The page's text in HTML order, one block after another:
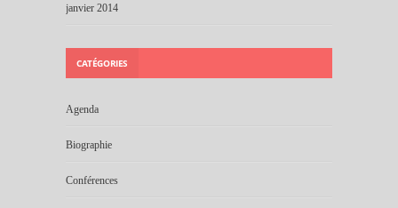
janvier 2014
CATÉGORIES
Agenda
Biographie
Conférences